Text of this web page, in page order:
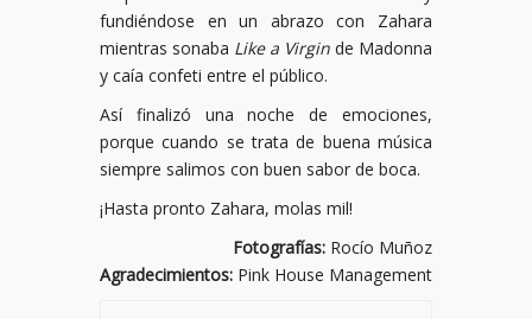
fundiéndose en un abrazo con Zahara
mientras sonaba Like a Virgin de Madonna
y caía confeti entre el público.
Así finalizó una noche de emociones,
porque cuando se trata de buena música
siempre salimos con buen sabor de boca.
¡Hasta pronto Zahara, molas mil!
Fotografías: Rocío Muñoz
Agradecimientos: Pink House Management